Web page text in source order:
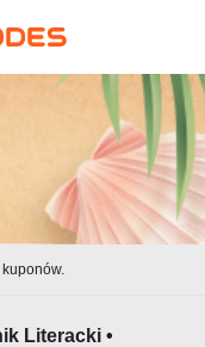
Literacki •